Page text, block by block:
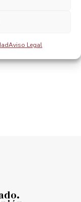
Aviso Legal
Getxo nazioarteko skate onenaren egoitza